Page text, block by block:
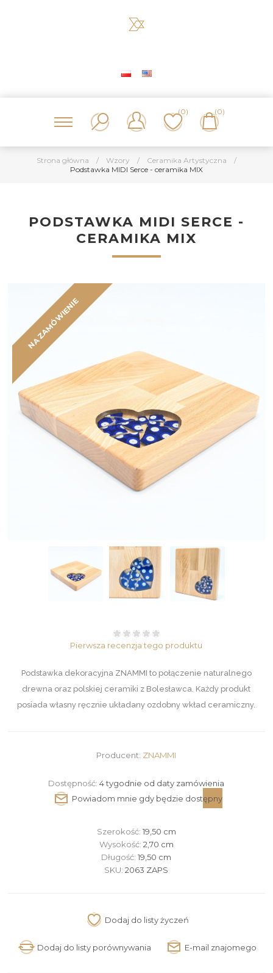
(0) (0)
Strona główna / Wzory / Ceramika Artystyczna
/
Podstawka MIDI Serce - ceramika MIX
PODSTAWKA MIDI SERCE -
CERAMIKA MIX
NA ZAMÓWIENIE
Pierwsza recenzja tego produktu
Podstawka dekoracyjna ZNAMMI to połączenie naturalnego
drewna oraz polskiej ceramiki z Bolesławca. Każdy produkt
posiada własny ręcznie układany ozdobny wkład ceramiczny.
Producent: ZNAMMI
Dostępność: 4 tygodnie od daty zamówienia
Szerokość: 19,50 cm
Wysokość: 2,70 cm
Długość:19,50 cm
SKU: 2063 ZAPS